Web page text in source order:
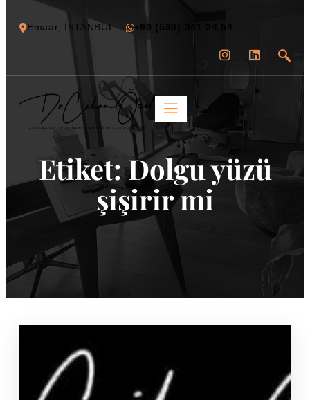
Emaar, İSTANBUL +90 (530) 341 24 54
Etiket:Dolgu yüzü
şişirir mi